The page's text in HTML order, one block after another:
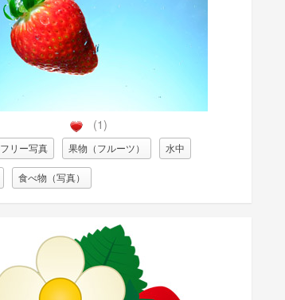
(1)
フリー写真 果物（フルーツ） 水中
食べ物（写真）